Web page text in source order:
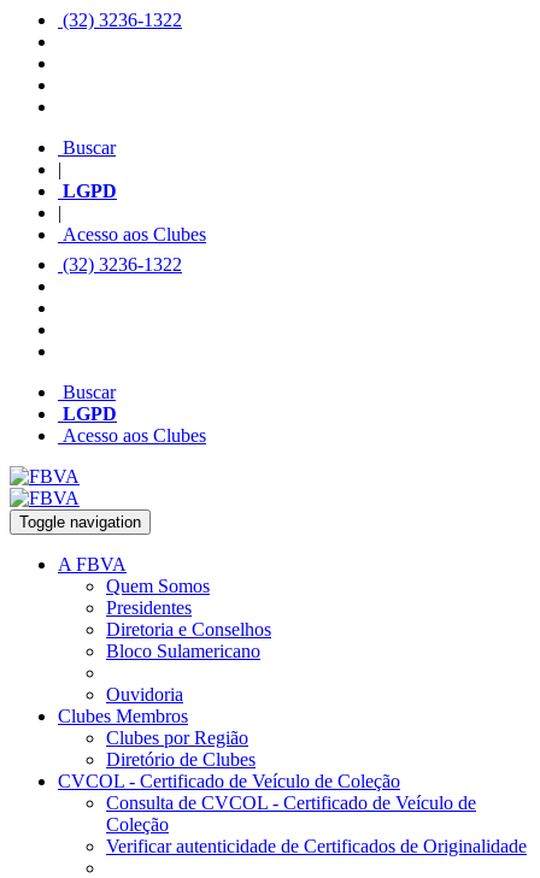
(32) 3236-1322
Buscar
|
LGPD
|
Acesso aos Clubes
(32) 3236-1322
Buscar
LGPD
Acesso aos Clubes
Toggle navigation
A FBVA
Quem Somos
Presidentes
Diretoria e Conselhos
Bloco Sulamericano
Ouvidoria
Clubes Membros
Clubes por Região
Diretório de Clubes
CVCOL - Certificado de Veículo de Coleção
Consulta de CVCOL - Certificado de Veículo de
Coleção
Verificar autenticidade de Certificados de Originalidade